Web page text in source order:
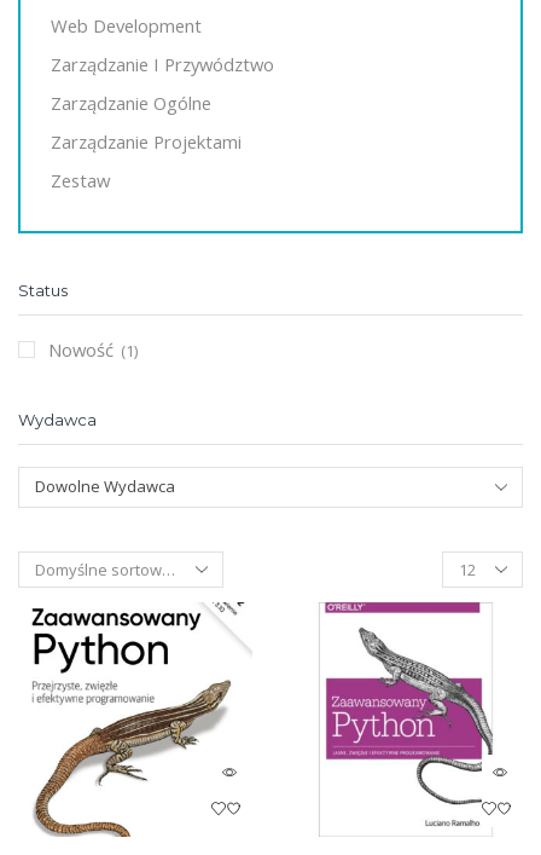
Products
per
page
Web Development
Zarządzanie I Przywództwo
Zarządzanie Ogólne
Zarządzanie Projektami
Zestaw
Status
Nowość (1)
Wydawca
Dowolne Wydawca